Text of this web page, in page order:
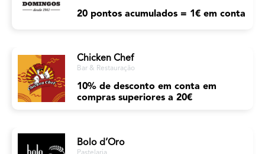
20 pontos acumulados = 1€ em conta
Chicken Chef
Bar & Restauração
10% de desconto em conta em
compras superiores a 20€
Bolo d’Oro